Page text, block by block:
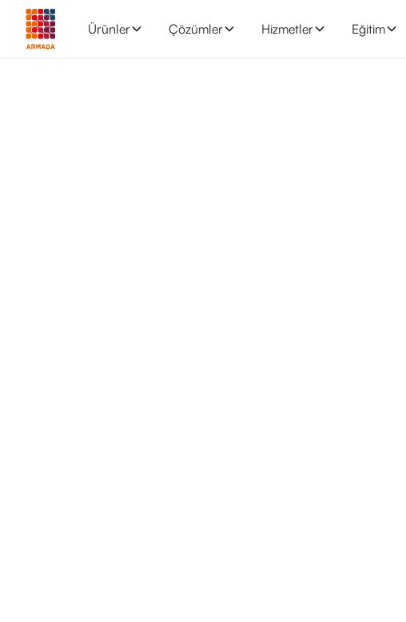
Ürünler Çözümler Hizmetler Eğitim